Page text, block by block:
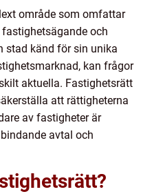
område som omfattar
och
stad känd för sin unika
kan frågor
aktuella. Fastighetsrätt
att rättigheterna
av fastigheter är
avtal och